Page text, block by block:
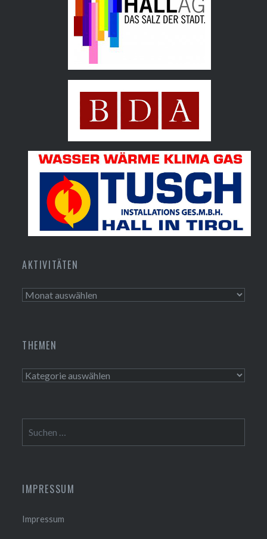
Bundesdenkmalamt
AKTIVITÄTEN
Aktivitäten
THEMEN
Themen
nach:
IMPRESSUM
Impressum